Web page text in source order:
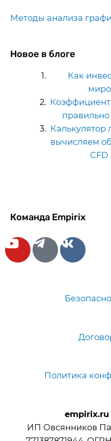
Методы анализа
Новое в блоге
Как
правильно
Калькулятор
вычисляем
Команда Empirix
Политика
empirix.ru
ИП Овсянников